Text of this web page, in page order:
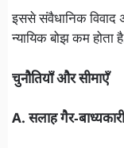
इससे संवैधानिक
न्यायिक बोझ कम होता
चुनौतियाँ और सीमाएँ
A. सलाह